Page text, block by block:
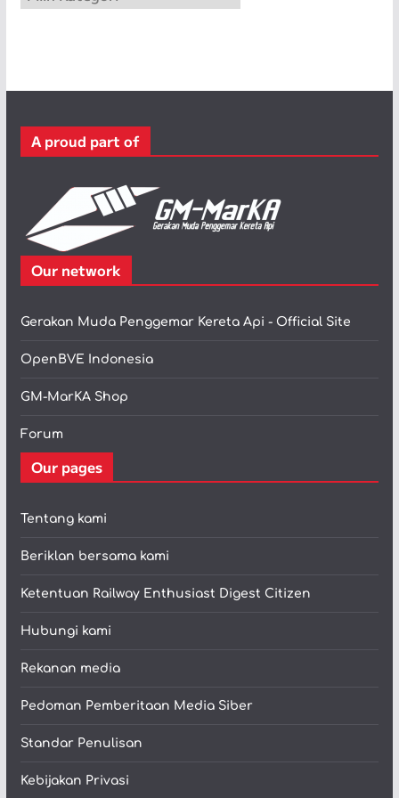
a
r
A proud part of
Our network
Gerakan Muda Penggemar Kereta Api - Official Site
OpenBVE Indonesia
GM-MarKA Shop
Forum
Our pages
Tentang kami
Beriklan bersama kami
Ketentuan Railway Enthusiast Digest Citizen
Hubungi kami
Rekanan media
Pedoman Pemberitaan Media Siber
Standar Penulisan
Kebijakan Privasi